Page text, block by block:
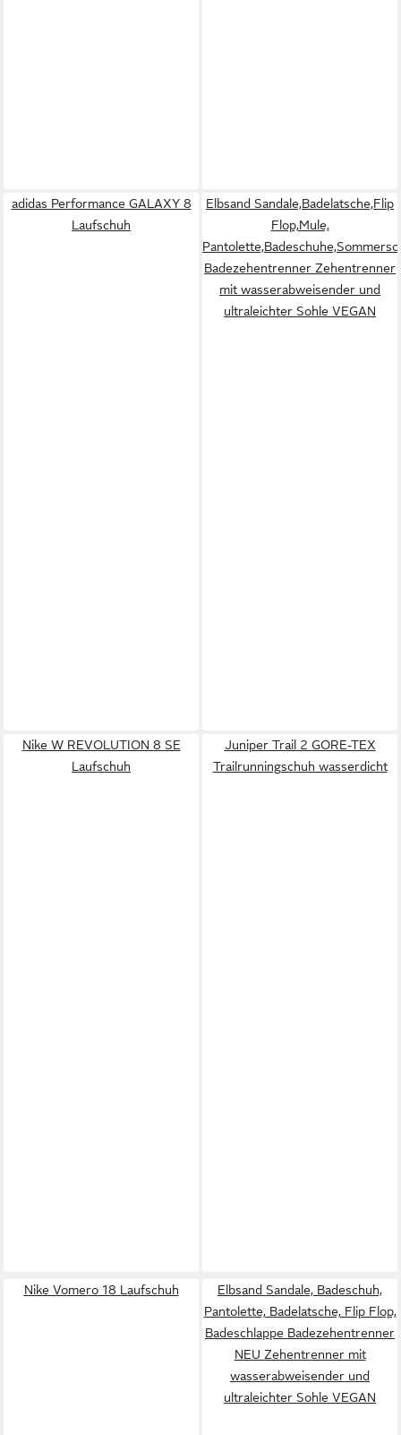
adidas Performance GALAXY 8
Laufschuh
Elbsand Sandale,Badelatsche,Flip
Flop,Mule,
Badezehentrenner Zehentrenner
mit wasserabweisender und
ultraleichter Sohle VEGAN
Nike W REVOLUTION 8 SE
Laufschuh
Juniper Trail 2 GORE-TEX
Trailrunningschuh wasserdicht
Nike Vomero 18 Laufschuh
Elbsand Sandale, Badeschuh,
Pantolette, Badelatsche, Flip Flop,
Badeschlappe Badezehentrenner
NEU Zehentrenner mit
wasserabweisender und
ultraleichter Sohle VEGAN